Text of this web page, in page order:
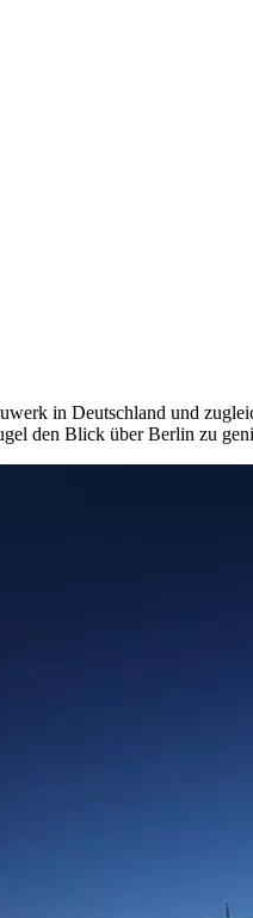
in Deutschland und
den Blick über Berlin zu